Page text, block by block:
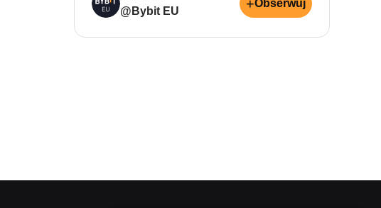
@Bybit EU
+Obserwuj